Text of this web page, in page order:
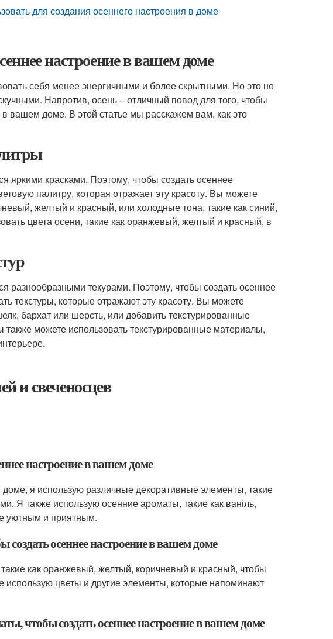
для создания осеннего настроения в доме
настроение в вашем доме
себя менее энергичными и более скрытными. Но это не
Напротив, осень – отличный повод для того, чтобы
вашем доме. В этой статье мы расскажем вам, как это
яркими красками. Поэтому, чтобы создать осеннее
палитру, которая отражает эту красоту. Вы можете
желтый и красный, или холодные тона, такие как синий,
цвета осени, такие как оранжевый, желтый и красный, в
разнообразными текурами. Поэтому, чтобы создать осеннее
текстуры, которые отражают эту красоту. Вы можете
бархат или шерсть, или добавить текстурированные
можете использовать текстурированные материалы,
и свеченосцев
настроение в вашем доме
я использую различные декоративные элементы, такие
Я также использую осенние ароматы, такие как ваніль,
уютным и приятным.
осеннее настроение в вашем доме
как оранжевый, желтый, коричневый и красный, чтобы
цветы и другие элементы, которые напоминают
чтобы создать осеннее настроение в вашем доме